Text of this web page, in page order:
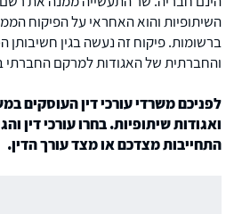
השיתופיות והוא האחראי על הפיקוח
ברשומות. פיקוח זה נעשה בגין חשיבותן
והחברתית של האגודות למרקם החברתי
לפניכם משרדי עורכי דין העוסקים
ואגודות שיתופיות. בחרו עורכי דין
התחייבות מצדכם או מצד עורך הדין.